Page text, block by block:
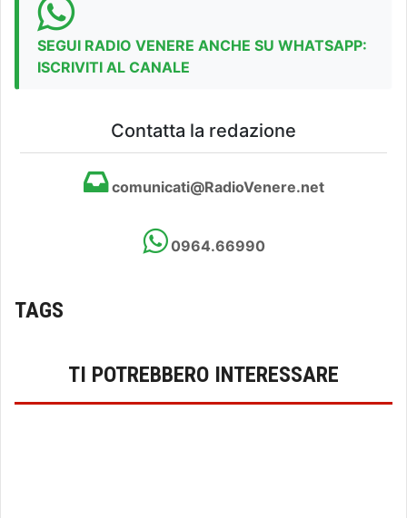
SEGUI RADIO VENERE ANCHE SU WHATSAPP:
ISCRIVITI AL CANALE
Contatta la redazione
comunicati@RadioVenere.net
0964.66990
TAGS
TI POTREBBERO INTERESSARE